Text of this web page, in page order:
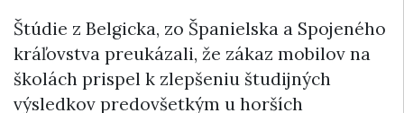
Štúdie z Belgicka, zo Španielska a Spojeného
kráľovstva preukázali, že zákaz mobilov na
školách prispel k zlepšeniu študijných
výsledkov predovšetkým u horších